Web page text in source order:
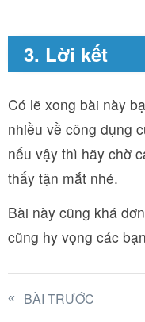
3. Lời kết
Có lẽ xong bài này
nhiều về công dụng
nếu vậy thì hãy chờ
thấy tận mắt nhé.
Bài này cũng khá
cũng hy vọng các
BÀI TRƯỚC